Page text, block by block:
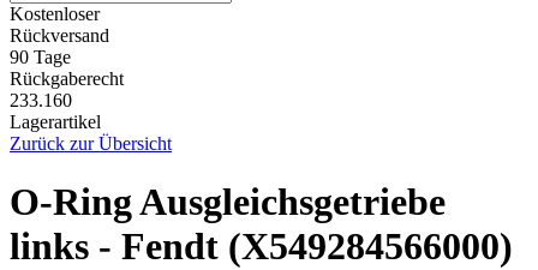
Kostenloser
Rückversand
90 Tage
Rückgaberecht
233.160
Lagerartikel
Zurück zur Übersicht
O-Ring Ausgleichsgetriebe
links - Fendt (X549284566000)